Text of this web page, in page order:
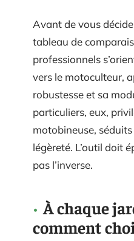
Avant de vous
tableau de
professionnels
vers le motoculteur,
robustesse et sa
particuliers, eux,
motobineuse,
légèreté. L’outil doit
pas l’inverse.
À chaque
comment